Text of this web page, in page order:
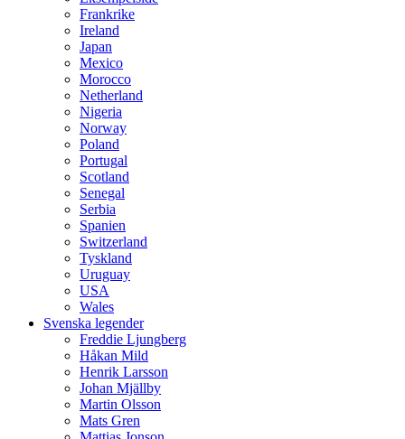
Frankrike
Ireland
Japan
Mexico
Morocco
Netherland
Nigeria
Norway
Poland
Portugal
Scotland
Senegal
Serbia
Spanien
Switzerland
Tyskland
Uruguay
USA
Wales
Svenska legender
Freddie Ljungberg
Håkan Mild
Henrik Larsson
Johan Mjällby
Martin Olsson
Mats Gren